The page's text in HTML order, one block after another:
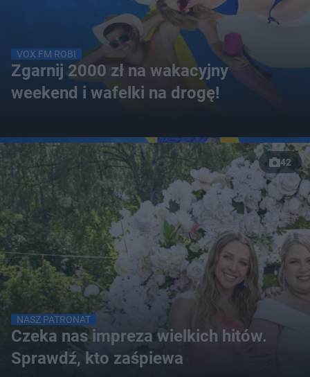
VOX FM ROBI
Zgarnij 2000 zł na wakacyjny
weekend i wafelki na drogę!
42
NASZ PATRONAT
Czeka nas impreza wielkich hitów.
Sprawdź, kto zaśpiewa